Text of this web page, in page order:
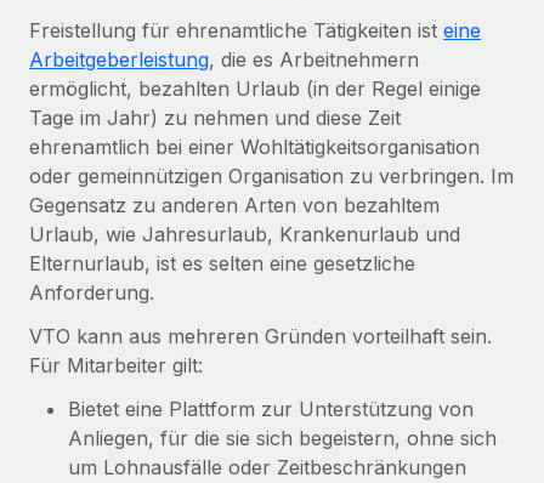
Freelancer:innen
PEO
Auslagern von komplexen HR-Aufgaben
INFRASTRUKTUR
Remote Embedded
Nahtlose Integration der HR in bestehende Abläufe
Integrierte HR-Kernfunktionen für dein Team
Verknüpfung beliebiger KI-Tools mit Remote über unser
MCP
WACHSTUMSPHASE
Startups
Agile HR- und Payroll-Lösungen für wachsende
Unternehmen
Mittelstand
Maßgeschneiderte HR-Lösungen, um Teams zu
vergrößern
PARTNER WERDEN
Strategische Technologiepartner
Gesamtbeschäftigungskosten
Honorarzahlungen berechnen
Informationen zu möglichen Währungen und
LERNEN MIT REMOTE
Forschung und Leitfäden
Fallstudien
Checklisten und Vorlagen
Bibliothek für Stellenbeschreibungen
Nederlands
Français
Deutsch
Español
Italiano
Português (Portugal)
日本語
Anmelden
Freistellung für ehrenamtliche Tätigkeiten ist eine
Arbeitgeberleistung, die es Arbeitnehmern
ermöglicht, bezahlten Urlaub (in der Regel einige
Tage im Jahr) zu nehmen und diese Zeit
ehrenamtlich bei einer Wohltätigkeitsorganisation
oder gemeinnützigen Organisation zu verbringen. Im
Gegensatz zu anderen Arten von bezahltem
Urlaub, wie Jahresurlaub, Krankenurlaub und
Elternurlaub, ist es selten eine gesetzliche
Anforderung.
VTO kann aus mehreren Gründen vorteilhaft sein.
Für Mitarbeiter gilt:
Bietet eine Plattform zur Unterstützung von
Anliegen, für die sie sich begeistern, ohne sich
um Lohnausfälle oder Zeitbeschränkungen